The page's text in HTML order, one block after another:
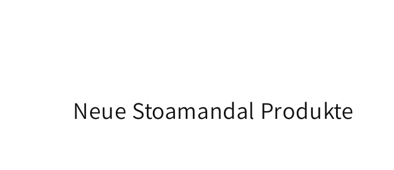
Neue Stoamandal Produkte